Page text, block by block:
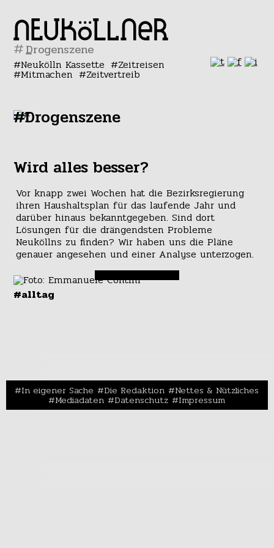
#
Neukölln Kassette Zeitreisen
Mitmachen Zeitvertreib
#Drogenszene
Wird alles besser?
Vor knapp zwei Wochen hat die Bezirksregierung
ihren Haushaltsplan für das laufende Jahr und
darüber hinaus bekanntgegeben. Sind dort
Lösungen für die drängendsten Probleme
Neuköllns zu finden? Wir haben uns die Pläne
genauer angesehen und einer Analyse unterzogen.
#alltag
In eigener Sache Die Redaktion Nettes & Nützliches
Mediadaten Datenschutz Impressum